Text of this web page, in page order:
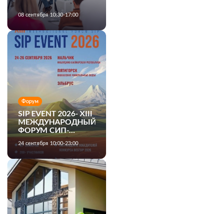
08 сентября 10:30-17:00
Форум
SIP EVENT 2026- XIII
МЕЖДУНАРОДНЫЙ
ФОРУМ СИП-
ДОМОСТРОЕНИЯ
24 сентября 10:00-23:00